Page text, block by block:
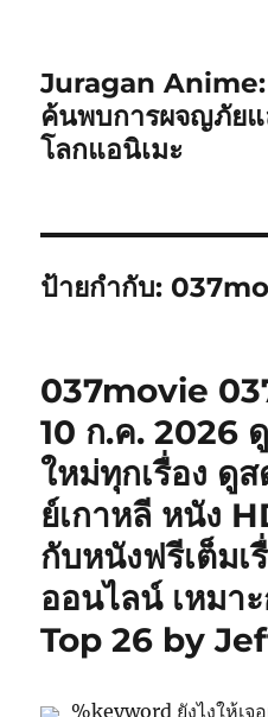
Juragan Anime:
ค้นพบการผจญภัยแ
โลกแอนิเมะ
ป้ายกำกับ:
037movie
10 ก.ค. 2026
ใหม่ทุกเรื่อง ดู
ย์เกาหลี หนัง
กับหนังฟรีเต็มเ
ออนไลน์ เหมา
Top 26 by
%keyword ยังไงให้เจ